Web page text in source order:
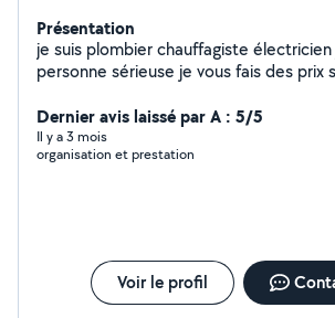
Présentation
je suis plombier chauffagiste électricien
personne sérieuse je vous fais des prix
Dernier avis laissé par A : 5/5
Il y a 3 mois
organisation et prestation
Voir le profil